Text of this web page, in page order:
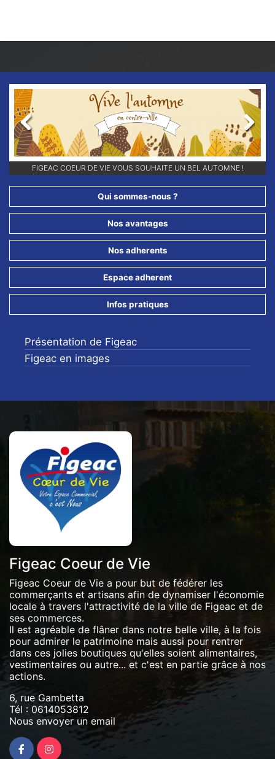
FIGEAC COEUR DE VIE VOUS SOUHAITE UN BEL AUTOMNE !
Previous Next
Qui sommes-nous ?
Nos avantages
Nos adherents
Espace adherent
Infos pratiques
Présentation de Figeac
Figeac en images
Figeac Coeur de Vie
Figeac Coeur de Vie a pour but de fédérer les
commerçants et artisans afin de dynamiser l'économie
locale à travers l'attractivité de la ville de Figeac et de
ses commerces.
Il est agréable de flâner dans notre belle ville, à la fois
pour admirer le patrimoine mais aussi pour rentrer
dans ces jolies boutiques qu'elles soient alimentaires,
vestimentaires ou autre... et c'est en partie grâce à nos
actions.
6, rue Gambetta
Tél : 0614053812
Nous envoyer un email